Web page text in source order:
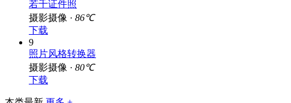
8
若千证件照
摄影摄像 ·
下载
9
照片风格转换器
摄影摄像 ·